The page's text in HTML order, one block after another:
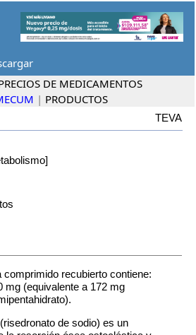
DE MEDICAMENTOS
| PRODUCTOS
TEVA
comprimido recubierto contiene:
mg (equivalente a 172 mg
de sodio) es un